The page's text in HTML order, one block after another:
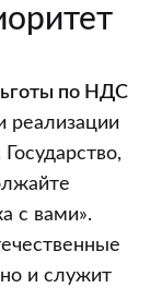
по НДС
реализации
с вами».
и служит